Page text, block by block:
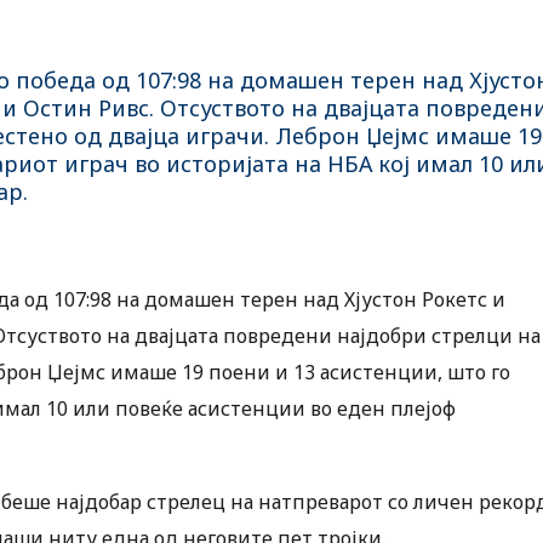
победа од 107:98 на домашен терен над
Остин Ривс. Отсуството на двајцата
од двајца играчи. Леброн Џејмс имаше 19
играч во историјата на НБА кој имал 10
од 107:98 на домашен терен над Хјустон Рокетс и
на двајцата повредени најдобри стрелци на
Џејмс имаше 19 поени и 13 асистенции, што го
10 или повеќе асистенции во еден плејоф
најдобар стрелец на натпреварот со личен